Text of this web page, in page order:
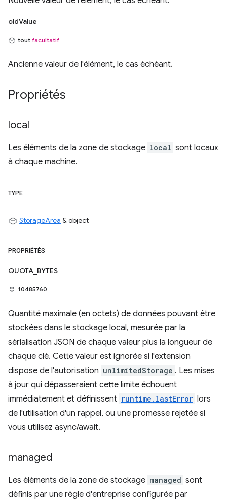
oldValue
tout facultatif
Ancienne valeur de l'élément, le cas échéant.
Propriétés
local
Les éléments de la zone de stockage local sont locaux
à chaque machine.
TYPE
StorageArea & object
PROPRIÉTÉS
QUOTA_BYTES
10485760
Quantité maximale (en octets) de données pouvant être
stockées dans le stockage local, mesurée par la
sérialisation JSON de chaque valeur plus la longueur de
chaque clé. Cette valeur est ignorée si l'extension
dispose de l'autorisation unlimitedStorage . Les mises
à jour qui dépasseraient cette limite échouent
immédiatement et définissent runtime.lastError lors
de l'utilisation d'un rappel, ou une promesse rejetée si
vous utilisez async/await.
managed
Les éléments de la zone de stockage managed sont
définis par une règle d'entreprise configurée par